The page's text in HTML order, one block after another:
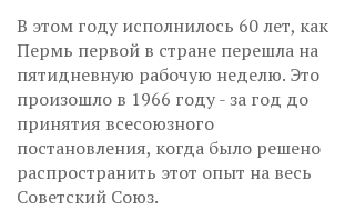
В этом году исполнилось 60 лет, как
Пермь первой в стране перешла на
пятидневную рабочую неделю. Это
произошло в 1966 году - за год до
принятия всесоюзного
постановления, когда было решено
распространить этот опыт на весь
Советский Союз.